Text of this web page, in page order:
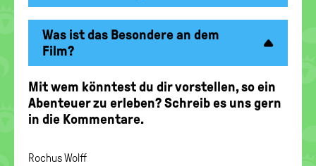
Was ist das Besondere an dem
Film?
Mit wem könntest du dir vorstellen, so ein
Abenteuer zu erleben? Schreib es uns gern
in die Kommentare.
Rochus Wolff